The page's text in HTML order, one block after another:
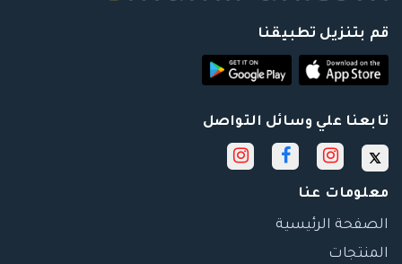
قم بتنزيل تطبيقنا
تابعنا علي وسائل التواصل
معلومات عنا
الصفحة الرئيسية
المنتجات